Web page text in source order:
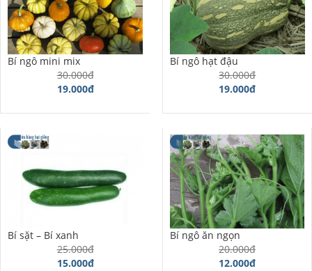
Bí ngô mini mix
30.000đ
19.000đ
Bí ngô hạt đậu
30.000đ
19.000đ
Bí sặt – Bí xanh
25.000đ
15.000đ
Bí ngô ăn ngọn
20.000đ
12.000đ